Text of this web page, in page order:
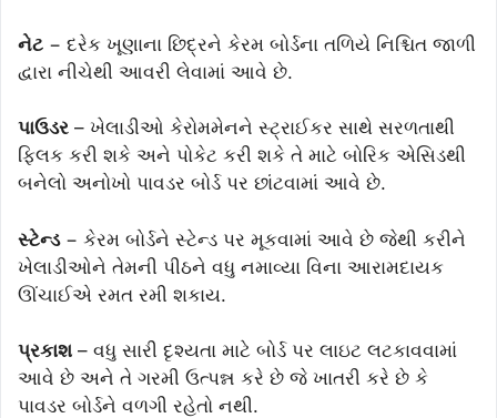
નેટ − દરેક ખૂણાના છિદ્રને કેરમ બોર્ડના તળિયે નિશ્ચિત જાળી
દ્વારા નીચેથી આવરી લેવામાં આવે છે.
પાઉડર – ખેલાડીઓ કેરોમમેનને સ્ટ્રાઈકર સાથે સરળતાથી
ફ્લિક કરી શકે અને પોકેટ કરી શકે તે માટે બોરિક એસિડથી
બનેલો અનોખો પાવડર બોર્ડ પર છાંટવામાં આવે છે.
સ્ટેન્ડ− કેરમ બોર્ડને સ્ટેન્ડ પર મૂકવામાં આવે છે જેથી કરીને
ખેલાડીઓને તેમની પીઠને વધુ નમાવ્યા વિના આરામદાયક
ઊંચાઈએ રમત રમી શકાય.
પ્રકાશ – વધુ સારી દૃશ્યતા માટે બોર્ડ પર લાઇટ લટકાવવામાં
આવે છે અને તે ગરમી ઉત્પન્ન કરે છે જે ખાતરી કરે છે કે
પાવડર બોર્ડને વળગી રહેતો નથી.